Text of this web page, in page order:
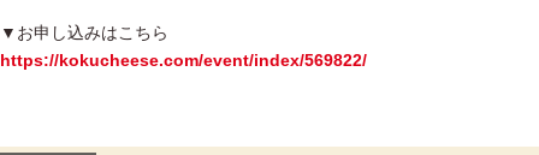
▼お申し込みはこちら
https://kokucheese.com/event/index/569822/